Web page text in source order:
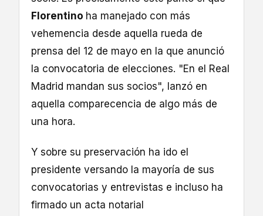
Florentino ha manejado con más
vehemencia desde aquella rueda de
prensa del 12 de mayo en la que anunció
la convocatoria de elecciones. "En el Real
Madrid mandan sus socios", lanzó en
aquella comparecencia de algo más de
una hora.
Y sobre su preservación ha ido el
presidente versando la mayoría de sus
convocatorias y entrevistas e incluso ha
firmado un acta notarial